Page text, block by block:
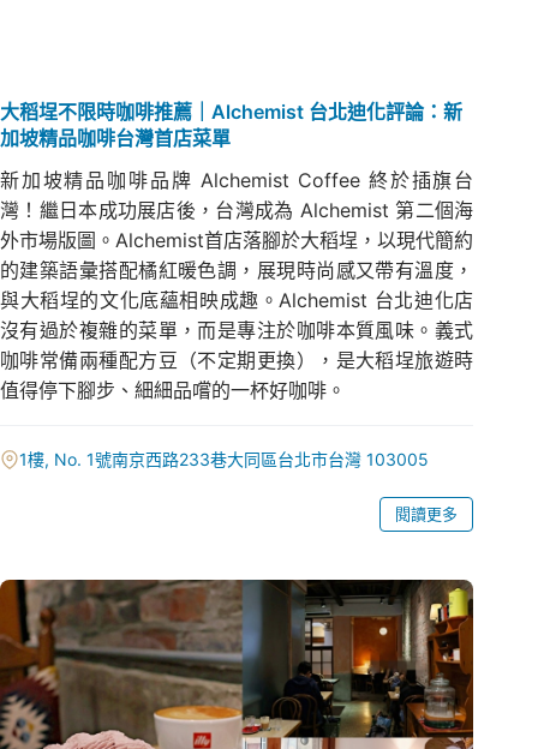
大稻埕不限時咖啡推薦｜Alchemist 台北迪化評論：新
加坡精品咖啡台灣首店菜單
新加坡精品咖啡品牌 Alchemist Coffee 終於插旗台
灣！繼日本成功展店後，台灣成為 Alchemist 第二個海
外市場版圖。Alchemist首店落腳於大稻埕，以現代簡約
的建築語彙搭配橘紅暖色調，展現時尚感又帶有溫度，
與大稻埕的文化底蘊相映成趣。Alchemist 台北迪化店
沒有過於複雜的菜單，而是專注於咖啡本質風味。義式
咖啡常備兩種配方豆（不定期更換），是大稻埕旅遊時
值得停下腳步、細細品嚐的一杯好咖啡。
1樓, No. 1號南京西路233巷大同區台北市台灣 103005
閱讀更多